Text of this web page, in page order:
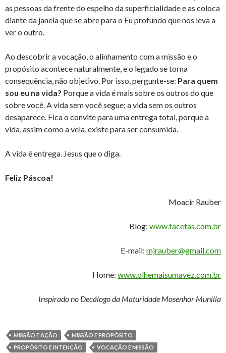
as pessoas da frente do espelho da superficialidade e as coloca
diante da janela que se abre para o Eu profundo que nos leva a
ver o outro.
Ao descobrir a vocação, o alinhamento com a missão e o
propósito acontece naturalmente, e o legado se torna
consequência, não objetivo. Por isso, pergunte-se: Para quem
sou eu na vida? Porque a vida é mais sobre os outros do que
sobre você. A vida sem você segue; a vida sem os outros
desaparece. Fica o convite para uma entrega total, porque a
vida, assim como a vela, existe para ser consumida.
A vida é entrega. Jesus que o diga.
Feliz Páscoa!
Moacir Rauber
Blog: www.facetas.com.br
E-mail: mjrauber@gmail.com
Home: www.olhemaisumavez.com.br
Inspirado no Decálogo da Maturidade Mosenhor Munilla
MISSÃO E AÇÃO
MISSÃO E PROPÓSITO
PROPÓSITO E INTENÇÃO
VOCAÇÃO E MISSÃO